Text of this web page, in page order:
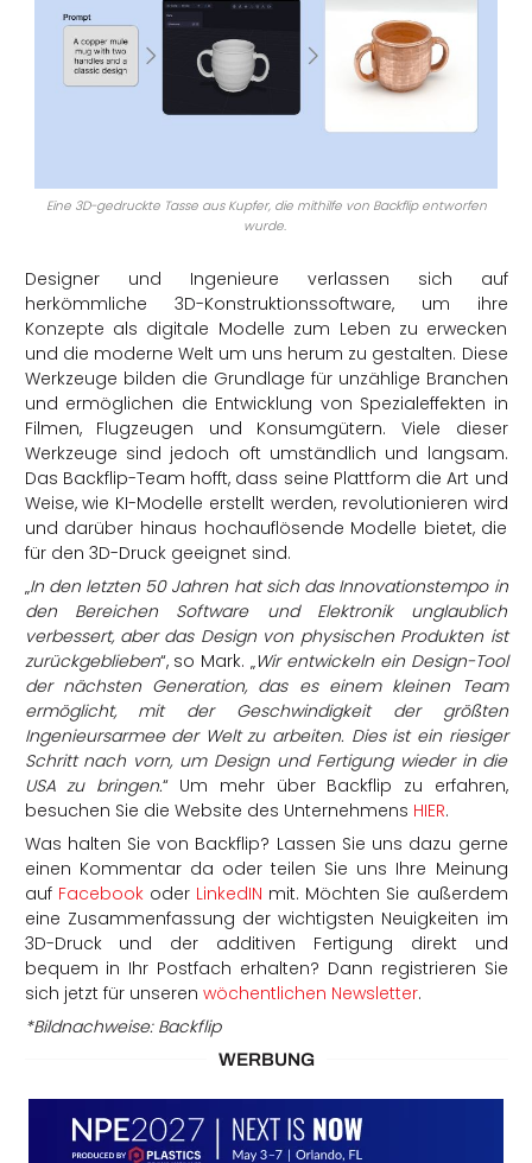
Eine 3D-gedruckte Tasse aus Kupfer, die mithilfe von Backflip entworfen
wurde.
Designer und Ingenieure verlassen sich auf
herkömmliche 3D-Konstruktionssoftware, um ihre
Konzepte als digitale Modelle zum Leben zu erwecken
und die moderne Welt um uns herum zu gestalten. Diese
Werkzeuge bilden die Grundlage für unzählige Branchen
und ermöglichen die Entwicklung von Spezialeffekten in
Filmen, Flugzeugen und Konsumgütern. Viele dieser
Werkzeuge sind jedoch oft umständlich und langsam.
Das Backflip-Team hofft, dass seine Plattform die Art und
Weise, wie KI-Modelle erstellt werden, revolutionieren wird
und darüber hinaus hochauflösende Modelle bietet, die
für den 3D-Druck geeignet sind.
„In den letzten 50 Jahren hat sich das Innovationstempo in
den Bereichen Software und Elektronik unglaublich
verbessert, aber das Design von physischen Produkten ist
zurückgeblieben“, so Mark. „Wir entwickeln ein Design-Tool
der nächsten Generation, das es einem kleinen Team
ermöglicht, mit der Geschwindigkeit der größten
Ingenieursarmee der Welt zu arbeiten. Dies ist ein riesiger
Schritt nach vorn, um Design und Fertigung wieder in die
USA zu bringen.“ Um mehr über Backflip zu erfahren,
besuchen Sie die Website des Unternehmens HIER.
Was halten Sie von Backflip? Lassen Sie uns dazu gerne
einen Kommentar da oder teilen Sie uns Ihre Meinung
auf Facebookoder LinkedIN mit. Möchten Sie außerdem
eine Zusammenfassung der wichtigsten Neuigkeiten im
3D-Druck und der additiven Fertigung direkt und
bequem in Ihr Postfach erhalten? Dann registrieren Sie
sich jetzt für unseren wöchentlichen Newsletter.
*Bildnachweise: Backflip
WERBUNG